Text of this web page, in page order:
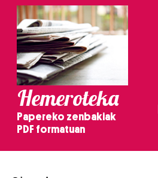
Hemeroteka
Papereko zenbakiak
PDF formatuan